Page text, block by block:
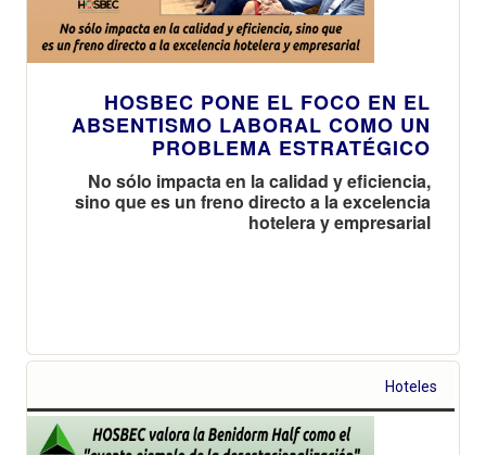
HOSBEC PONE EL FOCO EN EL
ABSENTISMO LABORAL COMO UN
PROBLEMA ESTRATÉGICO
No sólo impacta en la calidad y eficiencia,
sino que es un freno directo a la excelencia
hotelera y empresarial
Hoteles